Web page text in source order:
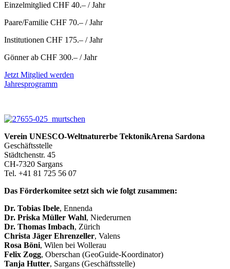
Einzelmitglied CHF 40.– / Jahr
Paare/Familie CHF 70.– / Jahr
Institutionen CHF 175.– / Jahr
Gönner ab CHF 300.– / Jahr
Jetzt Mitglied werden
Jahresprogramm
Verein UNESCO-Weltnaturerbe TektonikArena Sardona
Geschäftsstelle
Städtchenstr. 45
CH-7320 Sargans
Tel. +41 81 725 56 07
Das Förderkomitee setzt sich wie folgt zusammen:
Dr. Tobias Ibele, Ennenda
Dr. Priska Müller Wahl, Niederurnen
Dr. Thomas Imbach, Zürich
Christa Jäger Ehrenzeller, Valens
Rosa Böni, Wilen bei Wollerau
Felix Zogg, Oberschan (GeoGuide-Koordinator)
Tanja Hutter, Sargans (Geschäftsstelle)